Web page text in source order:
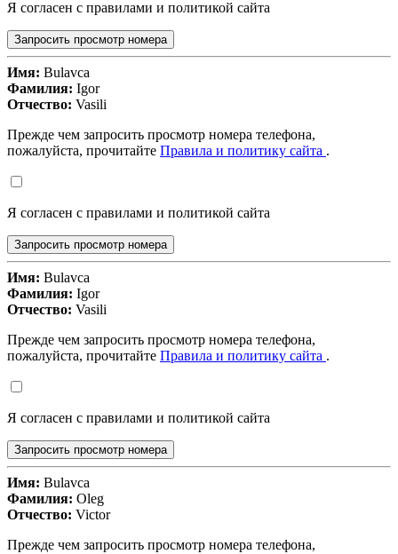
Я согласен с правилами и политикой сайта
Запросить просмотр номера
Имя: Bulavca
Фамилия: Igor
Отчество: Vasili
Прежде чем запросить просмотр номера телефона,
пожалуйста, прочитайте Правила и политику сайта .
Я согласен с правилами и политикой сайта
Запросить просмотр номера
Имя: Bulavca
Фамилия: Igor
Отчество: Vasili
Прежде чем запросить просмотр номера телефона,
пожалуйста, прочитайте Правила и политику сайта .
Я согласен с правилами и политикой сайта
Запросить просмотр номера
Имя: Bulavca
Фамилия: Oleg
Отчество: Victor
Прежде чем запросить просмотр номера телефона,